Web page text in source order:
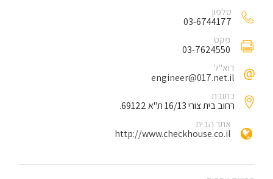
טלפון
03-6744177
פקס
03-7624550
דוא"ל
engineer@017.net.il
כתובת
רחוב בית צורי 16/13 ת"א 69122.
אתר הבית
http://www.checkhouse.co.il